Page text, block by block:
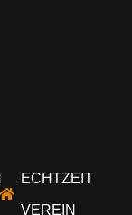
ECHTZEIT
VEREIN